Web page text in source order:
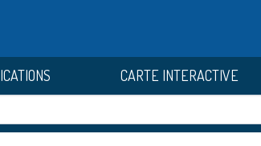
CARTE INTERACTIVE